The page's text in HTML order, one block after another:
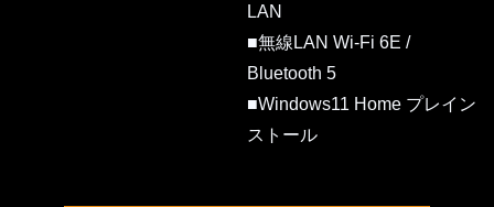
LAN
■無線LAN Wi-Fi 6E /
Bluetooth 5
■Windows11 Home プレイン
ストール